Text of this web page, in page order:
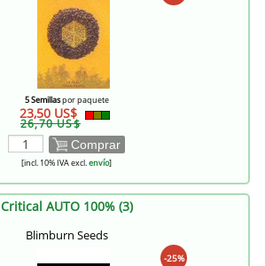
5 Semillaspor paquete
23,50 US$
26,70 US$
Comprar
[incl. 10% IVA excl.envío]
Critical AUTO 100% (3)
Blimburn Seeds
-25%